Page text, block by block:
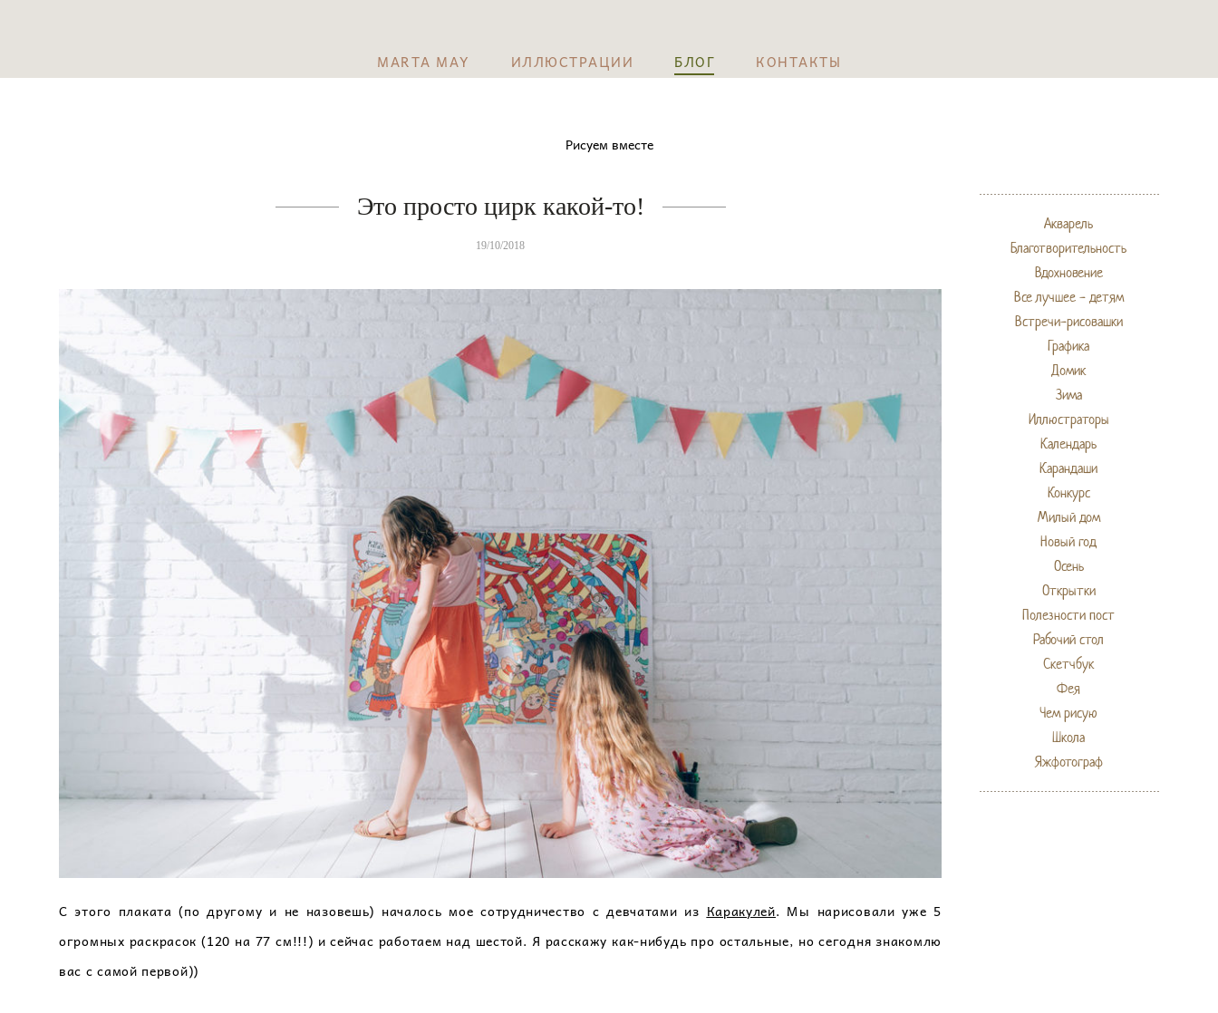
MARTA MAY ИЛЛЮСТРАЦИИ БЛОГ КОНТАКТЫ
Рисуем вместе
Это просто цирк какой-то!
19/10/2018
С этого плаката (по другому и не назовешь) началось мое сотрудничество с девчатами из Каракулей. Мы нарисовали уже 5
огромных раскрасок (120 на 77 см!!!) и сейчас работаем над шестой. Я расскажу как-нибудь про остальные, но сегодня знакомлю
вас с самой первой))
Акварель
Благотворительность
Вдохновение
Все лучшее - детям
Встречи-рисовашки
Графика
Домик
Зима
Иллюстраторы
Календарь
Карандаши
Конкурс
Милый дом
Новый год
Осень
Открытки
Полезности пост
Рабочий стол
Скетчбук
Фея
Чем рисую
Школа
Яжфотограф